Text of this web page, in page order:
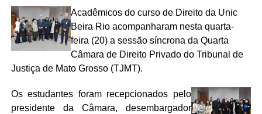
Acadêmicos do curso de Direito da Unic
Beira Rio acompanharam nesta quarta-
feira (20) a sessão síncrona da Quarta
Câmara de Direito Privado do Tribunal de
Justiça de Mato Grosso (TJMT).
Os estudantes foram recepcionados pelo
presidente da Câmara, desembargador